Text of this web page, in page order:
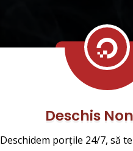

Deschis
Deschidem porțile 24/7, să